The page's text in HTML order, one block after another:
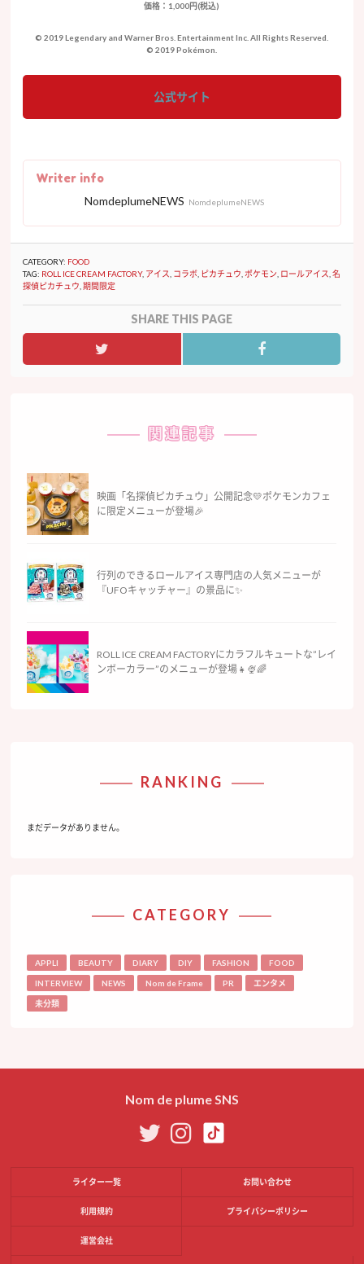
価格：1,000円(税込)
© 2019 Legendary and Warner Bros. Entertainment Inc. All Rights Reserved.
© 2019 Pokémon.
公式サイト
Writer info
NomdeplumeNEWS NomdeplumeNEWS
CATEGORY: FOOD
TAG: ROLL ICE CREAM FACTORY, アイス コラボ ピカチュウ ,ポケモン ロールアイス ,名
探偵ピカチュウ ,期間限定
SHARE THIS PAGE
関連記事
映画「名探偵ピカチュウ」公開記念💛ポケモンカフェ
に限定メニューが登場🎉
行列のできるロールアイス専門店の人気メニューが
『UFOキャッチャー』の景品に✨
ROLL ICE CREAM FACTORYにカラフルキュートな”レイ
ンボーカラー”のメニューが登場👧🍨🌈
RANKING
まだデータがありません。
CATEGORY
APPLI BEAUTY DIARY DIY FASHION FOOD
INTERVIEW NEWS Nom de Frame PR エンタメ
未分類
Nom de plume SNS
ライター一覧 お問い合わせ
利用規約 プライバシーポリシー
運営会社